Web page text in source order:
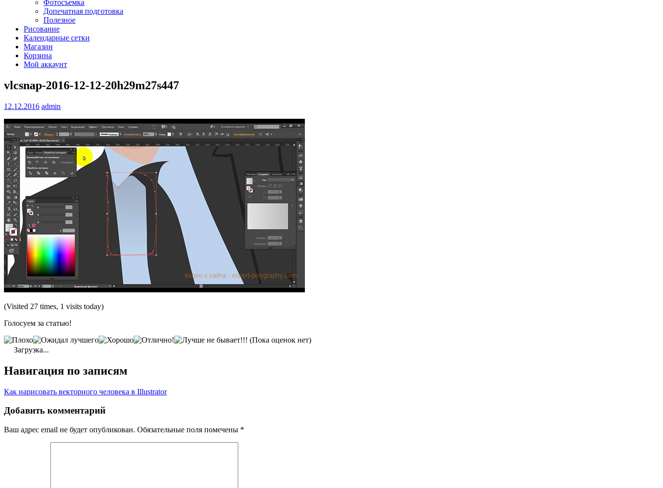
Фотосъемка
Допечатная подготовка
Полезное
Рисование
Календарные сетки
Магазин
Корзина
Мой аккаунт
vlcsnap-2016-12-12-20h29m27s447
12.12.2016 admin
(Visited 27 times, 1 visits today)
Голосуем за статью!
(Пока оценок нет)
Загрузка...
Навигация по записям
Как нарисовать векторного человека в Illustrator
Добавить комментарий
Ваш адрес email не будет опубликован. Обязательные поля помечены *